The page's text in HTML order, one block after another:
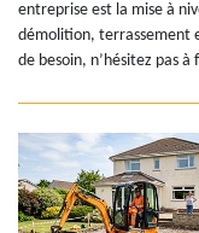
entreprise est la mise à
démolition, terrassement
de besoin, n’hésitez pas